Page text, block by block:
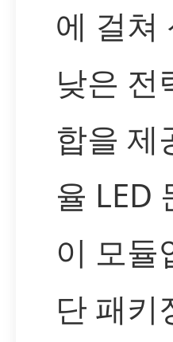
에 걸쳐
낮은 전
합을 제
율 LED
이 모듈
단 패키